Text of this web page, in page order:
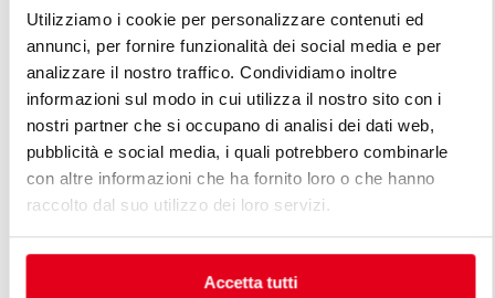
Utilizziamo i cookie per personalizzare contenuti ed
annunci, per fornire funzionalità dei social media e per
analizzare il nostro traffico. Condividiamo inoltre
informazioni sul modo in cui utilizza il nostro sito con i
nostri partner che si occupano di analisi dei dati web,
pubblicità e social media, i quali potrebbero combinarle
con altre informazioni che ha fornito loro o che hanno
raccolto dal suo utilizzo dei loro servizi.
Accetta tutti
DESCUBRE TODAS LAS LÍNEAS DE
LÍNEA PLUS
Una infinita serie de soluciones para satisfacer las
exigencias del mercado. Cocinas versátiles con
distintas características de capacidad productiva.